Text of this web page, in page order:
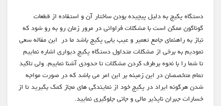
دستگاه پکیج به دلیل پیچیده بودن ساختار آن و استفاده از قطعات
گوناگون ممکن است با مشکلات فراوانی در مرور زمان رو به رو شود که
نیاز به راهنمای جامع تعمیر و عیب یابی پکیج باشد ما در این مقاله سعی
نمودیم به برخی از مشکلات متداول دستگاه پکیج دیواری اشاره نماییم
تا شما را با نحوه برطرف کردن مشکلات تا حدودی آشنا نماییم. ولی تاکید
تمام متخصصان در این زمینه بر این امر می باشد که در صورت مواجه
شدن هرگونه ایراد در پکیج خود از نمایندگی های مجاز کمک بگیرید تا از
خسارات جبران ناپذیر مالی و جانی جلوگیری نمایید.